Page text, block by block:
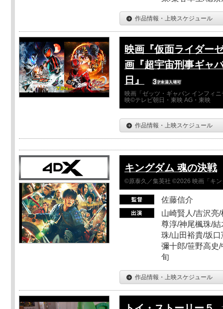
作品情報・上映スケジュール
映画『仮面ライダー
画『超宇宙刑事ギャ
日』
映画「ゼッツ・ギャバン インフィ
映©テレビ朝日・東映 AG・東映
作品情報・上映スケジュール
キングダム 魂の決戦
©原泰久／集英社 ©2026 映画「キ
佐藤信介
山崎賢人/吉沢亮
尊淳/神尾楓珠/
珠/山田裕貴/坂
彌十郎/笹野高史
旬
作品情報・上映スケジュール